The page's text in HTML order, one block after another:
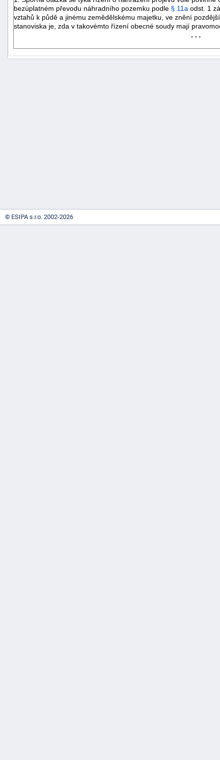
bezúplatném převodu náhradního pozemku podle § 11a odst. 1
vztahů k půdě a jinému zemědělskému majetku, ve znění
stanoviska je, zda v takovémto řízení obecné soudy mají
. . .
+náhrady
© ESIPA s.r.o. 2002-2026